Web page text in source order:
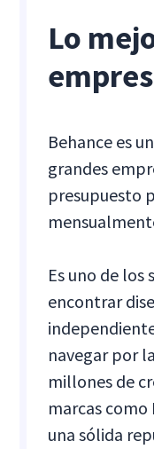
Lo
Behance es
grandes
presupuesto
Es uno de los
encontrar
navegar por
millones de
marcas como
una sólida